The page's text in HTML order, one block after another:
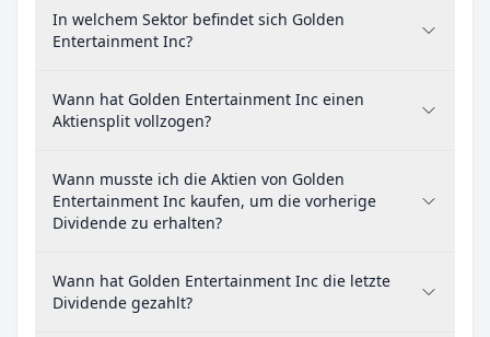
In welchem Sektor befindet sich Golden
Entertainment Inc?
Wann hat Golden Entertainment Inc einen
Aktiensplit vollzogen?
Wann musste ich die Aktien von Golden
Entertainment Inc kaufen, um die vorherige
Dividende zu erhalten?
Wann hat Golden Entertainment Inc die letzte
Dividende gezahlt?